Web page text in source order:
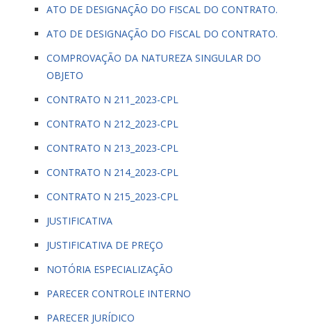
ATO DE DESIGNAÇÃO DO FISCAL DO CONTRATO.
ATO DE DESIGNAÇÃO DO FISCAL DO CONTRATO.
COMPROVAÇÃO DA NATUREZA SINGULAR DO
OBJETO
CONTRATO N 211_2023-CPL
CONTRATO N 212_2023-CPL
CONTRATO N 213_2023-CPL
CONTRATO N 214_2023-CPL
CONTRATO N 215_2023-CPL
JUSTIFICATIVA
JUSTIFICATIVA DE PREÇO
NOTÓRIA ESPECIALIZAÇÃO
PARECER CONTROLE INTERNO
PARECER JURÍDICO